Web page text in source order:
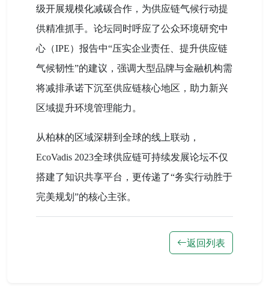
级开展规模化减碳合作，为供应链气候行动提
供精准抓手。论坛同时呼应了公众环境研究中
心（IPE）报告中“压实企业责任、提升供应链
气候韧性”的建议，强调大型品牌与金融机构需
将减排承诺下沉至供应链核心地区，助力新兴
区域提升环境管理能力。
从柏林的区域深耕到全球的线上联动，
EcoVadis 2023全球供应链可持续发展论坛不仅
搭建了知识共享平台，更传递了“务实行动胜于
完美规划”的核心主张。
返回列表